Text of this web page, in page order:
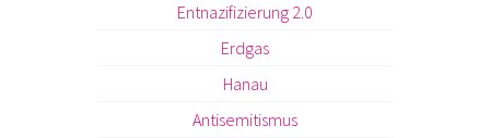
Entnazifizierung 2.0
Erdgas
Hanau
Antisemitismus